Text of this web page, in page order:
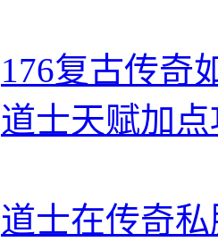
176复古传奇
道士天赋加
道士在传奇